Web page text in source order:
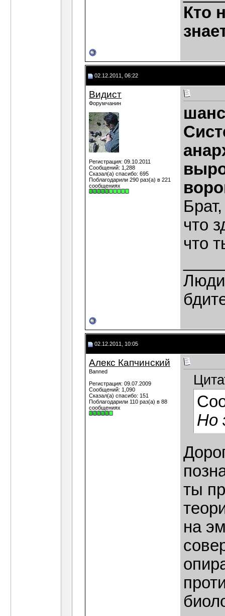
Кто
02.12.2011, 06:22
Видист
Форумчанин
Регистрация: 09.10.2011
Сообщений: 1,288
Сказал(а) спасибо: 695
Поблагодарили 290 раз(а) в 221
сообщениях
что
что
02.12.2011, 10:05
Алекс Капчинский
Banned
Регистрация: 09.07.2009
Сообщений: 1,090
Сказал(а) спасибо: 151
Поблагодарили 110 раз(а) в 88
сообщениях
Но
ты
на